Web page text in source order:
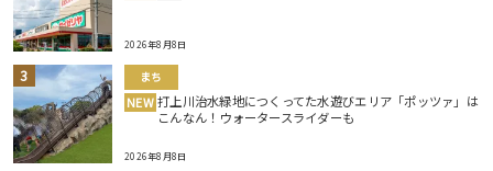
2026年8月8日
まち
NEW 打上川治水緑地につくってた水遊びエリア「ポッツァ」は
こんなん！ウォータースライダーも
2026年8月8日